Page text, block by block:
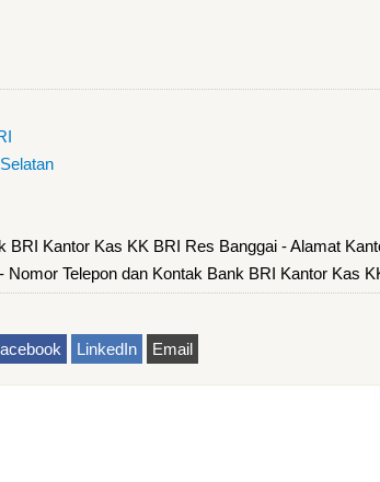
BRI Kantor Kas KK BRI Res Banggai - Alamat
Nomor Telepon dan Kontak Bank BRI Kantor Kas
LinkedIn Email